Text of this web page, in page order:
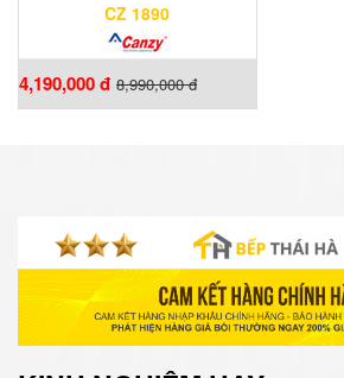
CZ 1890
4,190,000 đ 8,990,000 đ